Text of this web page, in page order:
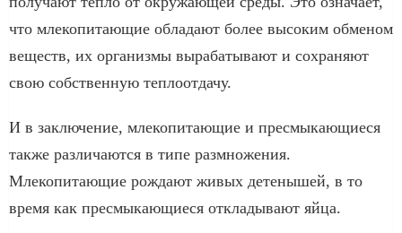
что млекопитающие обладают более высоким обменом
веществ, их организмы вырабатывают и сохраняют
свою собственную теплоотдачу.
И в заключение, млекопитающие и пресмыкающиеся
также различаются в типе размножения.
Млекопитающие рождают живых детенышей, в то
время как пресмыкающиеся откладывают яйца.